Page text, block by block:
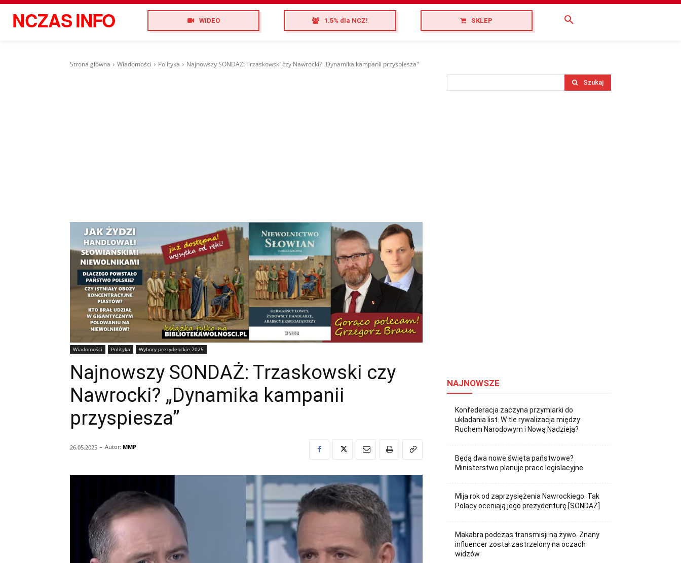
NCZASINFO WIDEO 1.5% dla NCZ! SKLEP
Strona główna Wiadomości Polityka Najnowszy SONDAŻ: Trzaskowski czy Nawrocki? "Dynamika kampanii przyspiesza"
Wiadomości Polityka Wybory prezydenckie 2025
Najnowszy SONDAŻ: Trzaskowski czy
Nawrocki? „Dynamika kampanii
przyspiesza”
26.05.2025 - Autor: MMP
Szukaj
NAJNOWSZE
Konfederacja zaczyna przymiarki do
układania list. W tle rywalizacja między
Ruchem Narodowym i Nową Nadzieją?
Będą dwa nowe święta państwowe?
Ministerstwo planuje prace legislacyjne
Mija rok od zaprzysiężenia Nawrockiego. Tak
Polacy oceniają jego prezydenturę [SONDAŻ]
Makabra podczas transmisji na żywo. Znany
influencer został zastrzelony na oczach
widzów